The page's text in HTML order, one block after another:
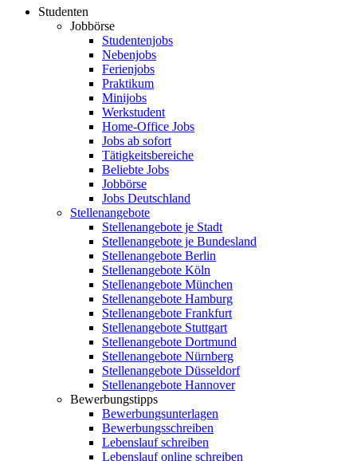
Studenten
Jobbörse
Studentenjobs
Nebenjobs
Ferienjobs
Praktikum
Minijobs
Werkstudent
Home-Office Jobs
Jobs ab sofort
Tätigkeitsbereiche
Beliebte Jobs
Jobbörse
Jobs Deutschland
Stellenangebote
Stellenangebote je Stadt
Stellenangebote je Bundesland
Stellenangebote Berlin
Stellenangebote Köln
Stellenangebote München
Stellenangebote Hamburg
Stellenangebote Frankfurt
Stellenangebote Stuttgart
Stellenangebote Dortmund
Stellenangebote Nürnberg
Stellenangebote Düsseldorf
Stellenangebote Hannover
Bewerbungstipps
Bewerbungsunterlagen
Bewerbungsschreiben
Lebenslauf schreiben
Lebenslauf online schreiben